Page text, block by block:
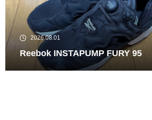
2026.08.01
Reebok INSTAPUMP FURY 95